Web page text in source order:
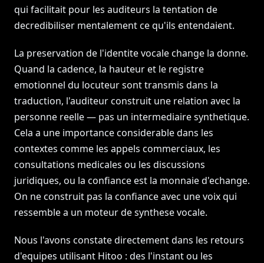
qui facilitait pour les auditeurs la tentation de
decredibiliser mentalement ce qu'ils entendaient.
La preservation de l'identite vocale change la donne.
Quand la cadence, la hauteur et le registre
emotionnel du locuteur sont transmis dans la
traduction, l'auditeur construit une relation avec la
personne reelle — pas un intermediaire synthetique.
Cela a une importance considerable dans les
contextes comme les appels commerciaux, les
consultations medicales ou les discussions
juridiques, ou la confiance est la monnaie d'echange.
On ne construit pas la confiance avec une voix qui
ressemble a un moteur de synthese vocale.
Nous l'avons constate directement dans les retours
d'equipes utilisant Hitoo : des l'instant ou les